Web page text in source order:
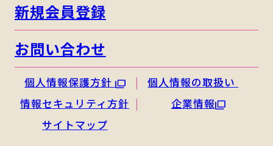
新規会員登録
お問い合わせ
個人情報保護方針
個人情報の取扱い
情報セキュリティ方針
企業情報
サイトマップ